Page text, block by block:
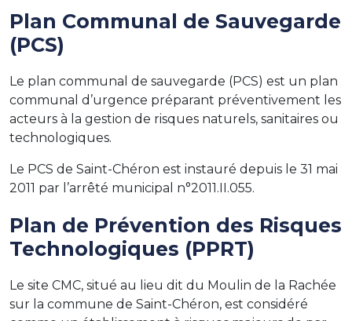
Plan Communal de Sauvegarde
(PCS)
Le plan communal de sauvegarde (PCS) est un plan
communal d’urgence préparant préventivement les
acteurs à la gestion de risques naturels, sanitaires ou
technologiques.
Le PCS de Saint-Chéron est instauré depuis le 31 mai
2011 par l’arrêté municipal n°2011.II.055.
Plan de Prévention des Risques
Technologiques (PPRT)
Le site CMC, situé au lieu dit du Moulin de la Rachée
sur la commune de Saint-Chéron, est considéré